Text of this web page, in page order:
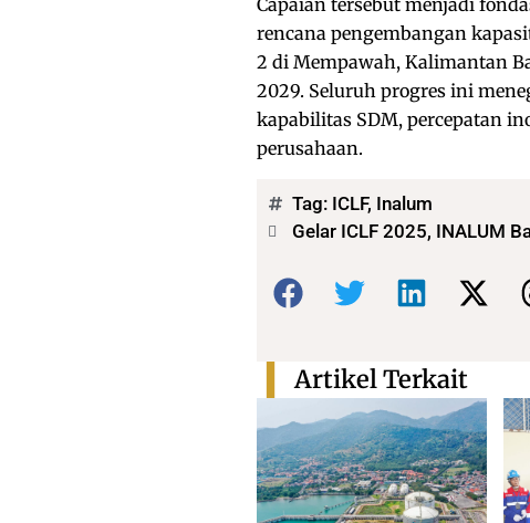
Capaian tersebut menjadi
rencana pengembangan
2 di Mempawah, Kalimantan
2029. Seluruh progres ini
kapabilitas SDM, percepatan
perusahaan.
Tag: ICLF, Inalum
Gelar ICLF 2025, INALUM
Bagikan:
Artikel Terkait